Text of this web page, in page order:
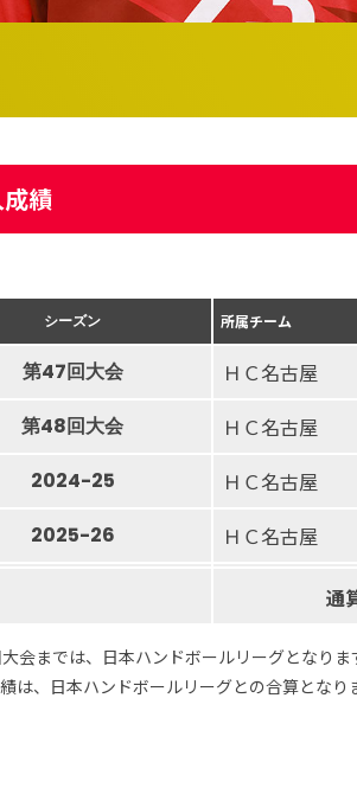
績
シーズン 所属チーム
第47回大会 ＨＣ名古屋
第48回大会
ＨＣ名古屋
2024-25
ＨＣ名古屋
2025-26
ＨＣ名古屋
通
会までは、日本ハンドボールリーグとなりま
は、日本ハンドボールリーグとの合算となり